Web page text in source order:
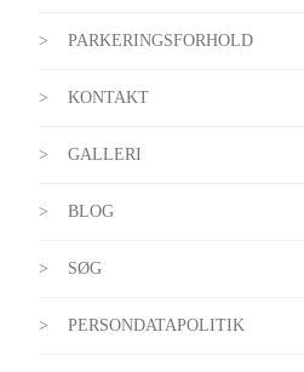
PARKERINGSFORHOLD
KONTAKT
GALLERI
BLOG
SØG
PERSONDATAPOLITIK